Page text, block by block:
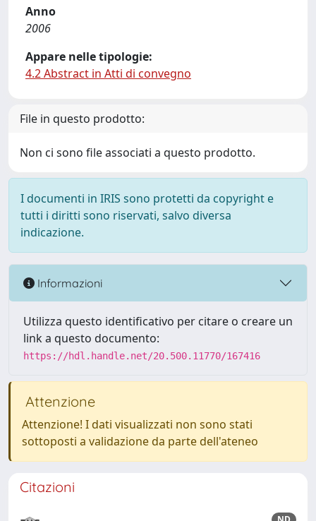
Anno
2006
Appare nelle tipologie:
4.2 Abstract in Atti di convegno
File in questo prodotto:
Non ci sono file associati a questo prodotto.
I documenti in IRIS sono protetti da copyright e
tutti i diritti sono riservati, salvo diversa
indicazione.
Informazioni
Utilizza questo identificativo per citare o creare un
link a questo documento:
https://hdl.handle.net/20.500.11770/167416
Attenzione
Attenzione! I dati visualizzati non sono stati
sottoposti a validazione da parte dell'ateneo
Citazioni